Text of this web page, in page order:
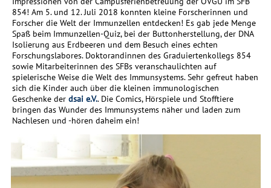
854! Am 5. und 12. Juli 2018 konnten kleine Forscherinnen und
Forscher die Welt der Immunzellen entdecken! Es gab jede Menge
Spaß beim Immunzellen-Quiz, bei der Buttonherstellung, der DNA
Isolierung aus Erdbeeren und dem Besuch eines echten
Forschungslabores. Doktorandinnen des Graduiertenkollegs 854
sowie Mitarbeiterinnen des SFBs veranschaulichten auf
spielerische Weise die Welt des Immunsystems. Sehr gefreut haben
sich die Kinder auch über die kleinen immunologischen
Geschenke der dsai e.V.. Die Comics, Hörspiele und Stofftiere
bringen das Wunder des Immunsystems näher und laden zum
Nachlesen und -hören daheim ein!